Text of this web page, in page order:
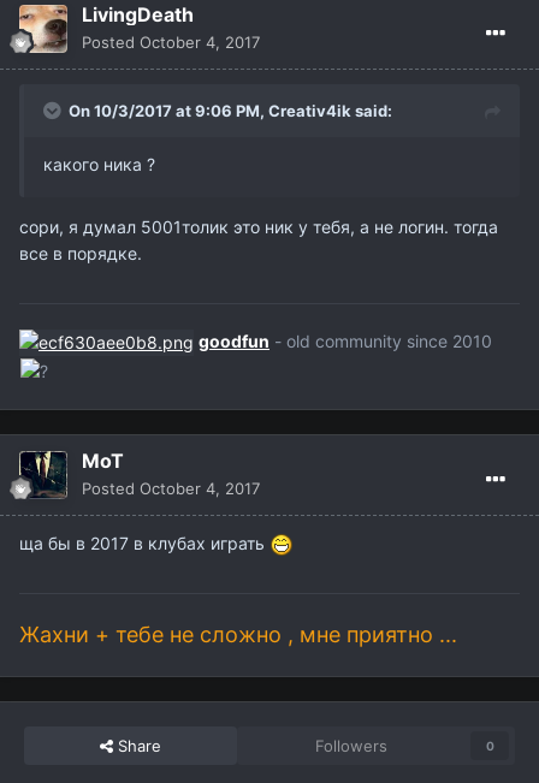
LivingDeath
Posted October 4, 2017
On 10/3/2017 at 9:06 PM, Creativ4ik said:
какого ника ?
сори, я думал 5001толик это ник у тебя, а не логин. тогда
все в порядке.
goodfun - old community since 2010
MoT
Posted October 4, 2017
ща бы в 2017 в клубах играть
Жахни + тебе не сложно , мне приятно ...
Share Followers 0